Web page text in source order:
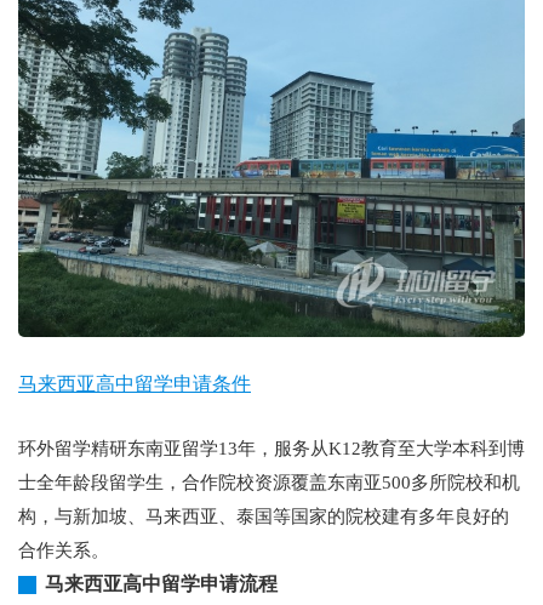
马来西亚高中留学申请条件
环外留学精研东南亚留学13年，服务从K12教育至大学本科到博
士全年龄段留学生，合作院校资源覆盖东南亚500多所院校和机
构，与新加坡、马来西亚、泰国等国家的院校建有多年良好的
合作关系。
马来西亚高中留学申请流程